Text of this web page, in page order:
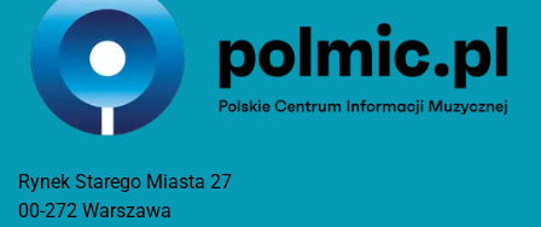
Rynek Starego Miasta 27
00-272 Warszawa